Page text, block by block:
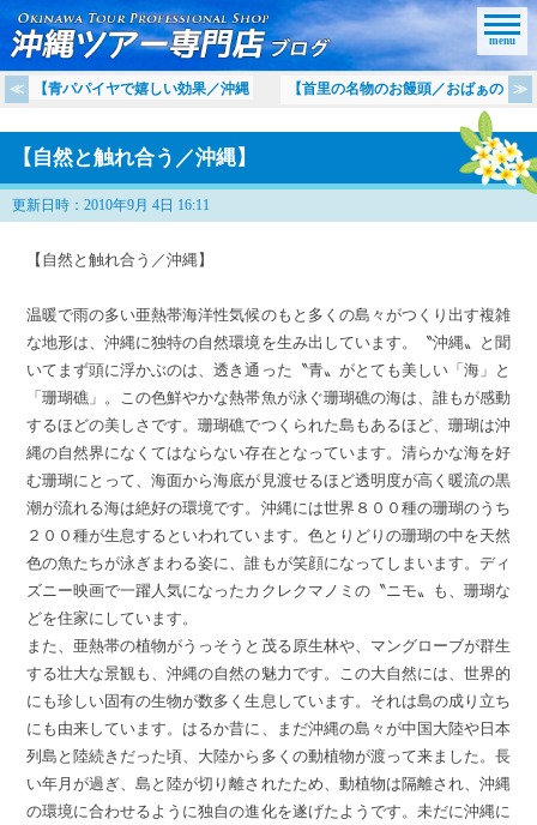
menu
【青パパイヤで嬉しい効果／沖縄 【首里の名物のお饅頭／おばぁの
【自然と触れ合う／沖縄】
更新日時：2010年9月 4日 16:11
【自然と触れ合う／沖縄】
温暖で雨の多い亜熱帯海洋性気候のもと多くの島々がつくり出す複雑
な地形は、沖縄に独特の自然環境を生み出しています。〝沖縄〟と聞
いてまず頭に浮かぶのは、透き通った〝青〟がとても美しい「海」と
「珊瑚礁」。この色鮮やかな熱帯魚が泳ぐ珊瑚礁の海は、誰もが感動
するほどの美しさです。珊瑚礁でつくられた島もあるほど、珊瑚は沖
縄の自然界になくてはならない存在となっています。清らかな海を好
む珊瑚にとって、海面から海底が見渡せるほど透明度が高く暖流の黒
潮が流れる海は絶好の環境です。沖縄には世界８００種の珊瑚のうち
２００種が生息するといわれています。色とりどりの珊瑚の中を天然
色の魚たちが泳ぎまわる姿に、誰もが笑顔になってしまいます。ディ
ズニー映画で一躍人気になったカクレクマノミの〝ニモ〟も、珊瑚な
どを住家にしています。
また、亜熱帯の植物がうっそうと茂る原生林や、マングローブが群生
する壮大な景観も、沖縄の自然の魅力です。この大自然には、世界的
にも珍しい固有の生物が数多く生息しています。それは島の成り立ち
にも由来しています。はるか昔に、まだ沖縄の島々が中国大陸や日本
列島と陸続きだった頃、大陸から多くの動植物が渡って来ました。長
い年月が過ぎ、島と陸が切り離されたため、動植物は隔離され、沖縄
の環境に合わせるように独自の進化を遂げたようです。未だに沖縄に